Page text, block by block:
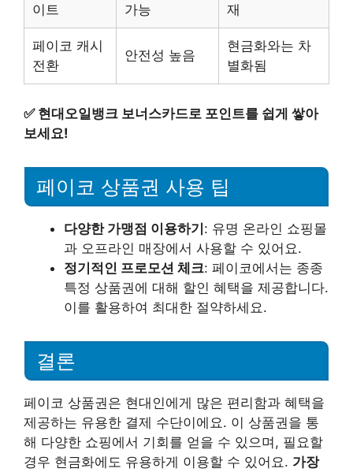
이트
가능
재
페이코 캐시
전환
안전성 높음
현금화와는 차
별화됨
✅ 현대오일뱅크 보너스카드로 포인트를 쉽게 쌓아
보세요!
페이코 상품권 사용 팁
다양한 가맹점 이용하기 : 유명 온라인 쇼핑몰
과 오프라인 매장에서 사용할 수 있어요.
정기적인 프로모션 체크: 페이코에서는 종종
특정 상품권에 대해 할인 혜택을 제공합니다.
이를 활용하여 최대한 절약하세요.
결론
페이코 상품권은 현대인에게 많은 편리함과 혜택을
제공하는 유용한 결제 수단이에요. 이 상품권을 통
해 다양한 쇼핑에서 기회를 얻을 수 있으며, 필요할
경우 현금화에도 유용하게 이용할 수 있어요. 가장